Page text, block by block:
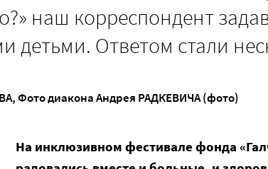
наш корреспондент
детьми. Ответом стали
,Фото диакона Андрея РАДКЕВИЧА (фото)
На инклюзивном фестивале фонда